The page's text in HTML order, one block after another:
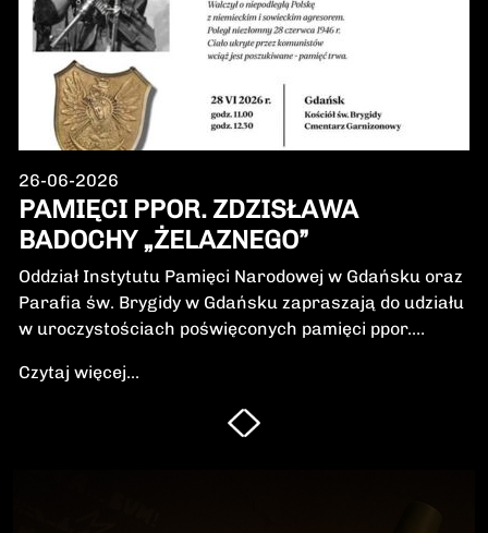
26-06-2026
PAMIĘCI PPOR. ZDZISŁAWA
BADOCHY „ŻELAZNEGO”
Oddział Instytutu Pamięci Narodowej w Gdańsku oraz
Parafia św. Brygidy w Gdańsku zapraszają do udziału
w uroczystościach poświęconych pamięci ppor.
Wileńskiej Brygady Armii Krajowej, dowódcy 5.
szwadronu podczas walk na Pomorzu, jednego z
najbardziej zasłużonych żołnierzy polskiego podziemia
Czytaj więcej...